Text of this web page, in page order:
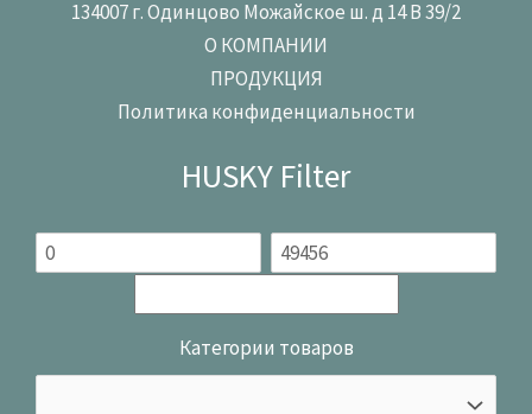
134007 г. Одинцово Можайское ш. д 14 В 39/2
О КОМПАНИИ
ПРОДУКЦИЯ
Политика конфиденциальности
HUSKY Filter
Категории товаров